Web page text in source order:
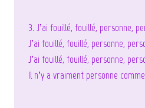
3. J’ai fouillé, fouillé, personne,
J’ai fouillé, fouillé, personne,
J’ai fouillé, fouillé, personne,
Il n’y a vraiment personne